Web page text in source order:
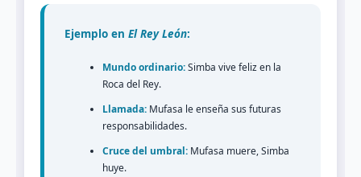
Ejemplo en El Rey León:
Mundo ordinario:Simba vive feliz en la
Roca del Rey.
Llamada: Mufasa le enseña sus futuras
responsabilidades.
Cruce del umbral: Mufasa muere, Simba
huye.